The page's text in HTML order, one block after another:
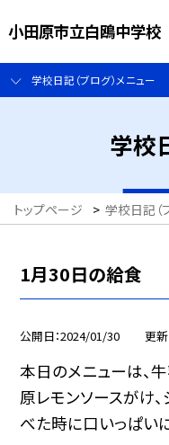
小田原市立白鴎中学校
学校日記（ブログ）メニュー
学校
トップページ > 学校日記（
1月30日の給食
公開日 2024/01/30 更
本日のメニューは、
原レモンソースがけ
べた時に口いっぱい